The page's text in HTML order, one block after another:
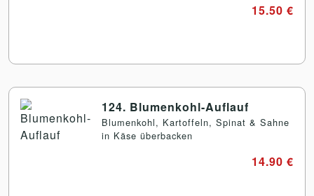
15.50 €
124. Blumenkohl-Auflauf
Blumenkohl, Kartoffeln, Spinat & Sahne
in Käse überbacken
14.90 €